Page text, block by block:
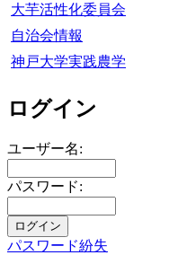
大芋活性化委員会
自治会情報
神戸大学実践農学
ログイン
ユーザー名:
パスワード:
パスワード紛失